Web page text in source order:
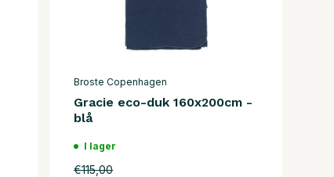
Broste Copenhagen
Gracie eco-duk 160x200cm -
blå
I lager
€115,00